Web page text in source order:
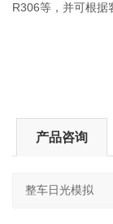
R306等，并可根据
产品咨询